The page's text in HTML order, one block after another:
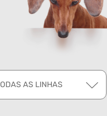
AS LINHAS